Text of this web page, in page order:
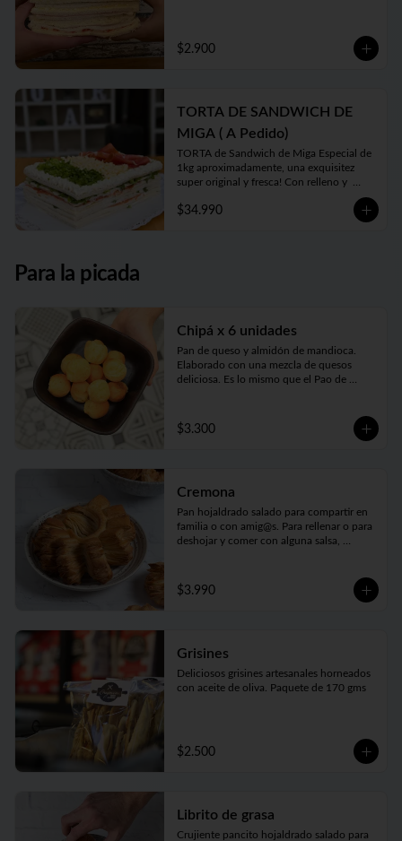
$2.900
TORTA DE SANDWICH DE
MIGA ( A Pedido)
TORTA de Sandwich de Miga Especial de
1kg aproximadamente, una exquisitez
super original y fresca! Con relleno y
disponibilidad en local.
$34.990
Para la picada
Chipá x 6 unidades
Pan de queso y almidón de mandioca.
Elaborado con una mezcla de quesos
deliciosa. Es lo mismo que el Pao de
$3.300
Cremona
Pan hojaldrado salado para compartir en
familia o con amig@s. Para rellenar o para
deshojar y comer con alguna salsa,
$3.990
Grisines
Deliciosos grisines artesanales horneados
con aceite de oliva. Paquete de 170 gms
$2.500
Librito de grasa
Crujiente pancito hojaldrado salado para